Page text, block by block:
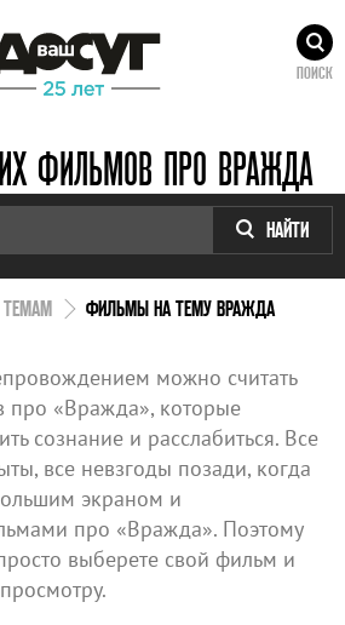
ПОИСК
ФИЛЬМОВ ПРО ВРАЖДА
НАЙТИ
ТЕМАМ ФИЛЬМЫ НА ТЕМУ ВРАЖДА
можно считать
про «Вражда», которые
сознание и расслабиться. Все
все невзгоды позади, когда
экраном и
про «Вражда». Поэтому
выберете свой фильм и